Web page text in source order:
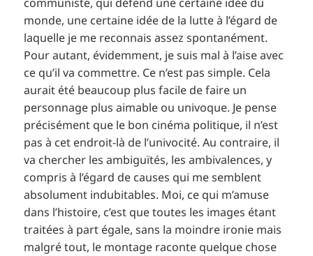
monde, une certaine idée de la lutte à l’égard de
laquelle je me reconnais assez spontanément.
Pour autant, évidemment, je suis mal à l’aise avec
ce qu’il va commettre. Ce n’est pas simple. Cela
aurait été beaucoup plus facile de faire un
personnage plus aimable ou univoque. Je pense
précisément que le bon cinéma politique, il n’est
pas à cet endroit-là de l’univocité. Au contraire, il
va chercher les ambiguïtés, les ambivalences, y
compris à l’égard de causes qui me semblent
absolument indubitables. Moi, ce qui m’amuse
dans l’histoire, c’est que toutes les images étant
traitées à part égale, sans la moindre ironie mais
malgré tout, le montage raconte quelque chose